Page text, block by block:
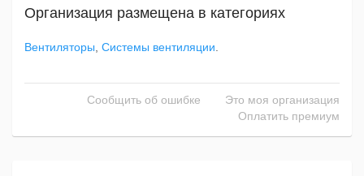
Организация размещена в категориях
Вентиляторы Системы вентиляции
Сообщить об ошибке
Это моя организация
Оплатить премиум